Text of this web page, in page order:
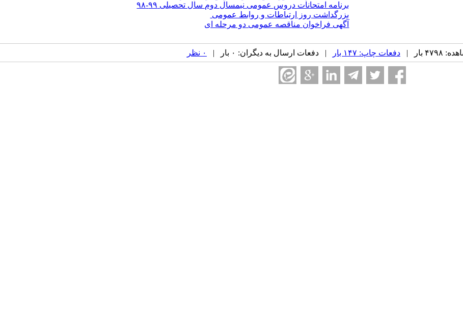
برنامه امتحانات دروس عمومی نیمسال دوم سال تحصیلی ۹۹-۹۸
بزرگداشت روز ارتباطات و روابط عمومی
آگهی فراخوان مناقصه عمومی دو مرحله ای
بار | دفعات چاپ: ۱۴۷ بار | دفعات ارسال به دیگران: ۰ بار | ۰ نظر